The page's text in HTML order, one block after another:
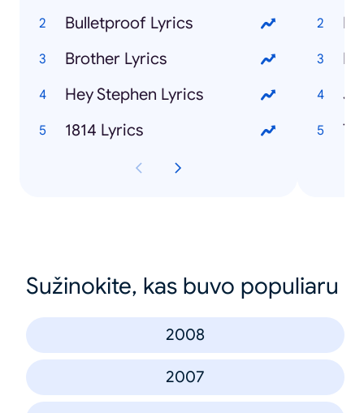
Bulletproof Lyrics
Brother Lyrics
Hey Stephen Lyrics
1814 Lyrics
Sužinokite, kas buvo populiaru
2008
2007